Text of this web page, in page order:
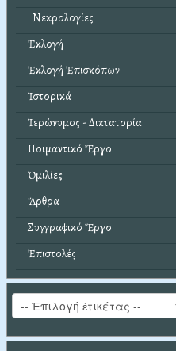
Νεκρολογίες
Ἐκλογή
Ἐκλογή Ἐπισκόπων
Ἱστορικά
Ἱερώνυμος - Δικτατορία
Ποιμαντικό Ἔργο
Ὁμιλίες
Ἄρθρα
Συγγραφικό Ἔργο
Ἐπιστολές